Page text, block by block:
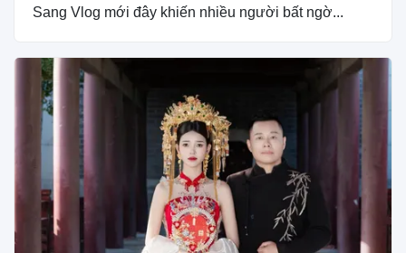
Sang Vlog mới đây khiến nhiều người bất ngờ...